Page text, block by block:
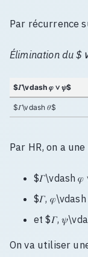
Par récurrence
Élimination du
$𝛤\vdash 𝜑 ∨ 𝜓$
$𝛤\vdash 𝜃$
Par HR, on a
$𝛤\vdash 𝜑
$𝛤, 𝜑\vdash
et $𝛤,
On va utiliser